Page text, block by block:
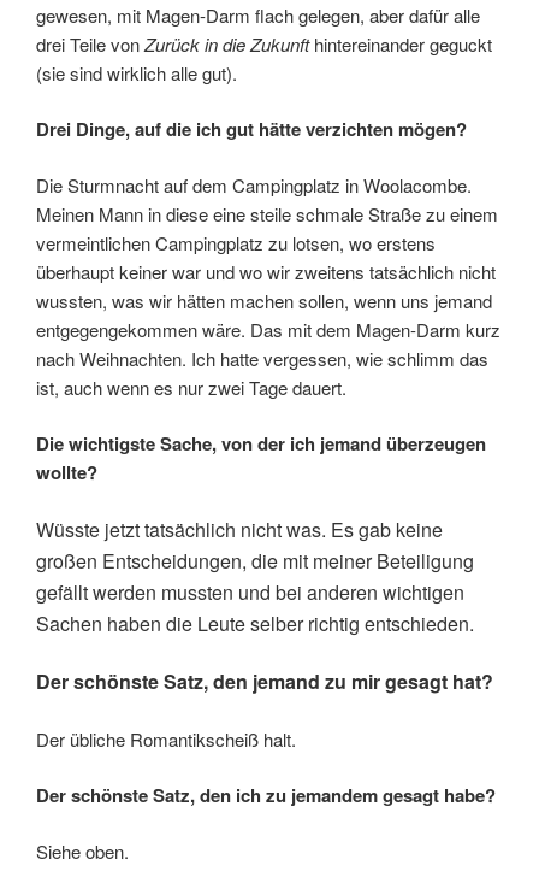
gewesen, mit Magen-Darm flach gelegen, aber dafür alle
drei Teile vonZurück in die Zukunfthintereinander geguckt
(sie sind wirklich alle gut).
Drei Dinge, auf die ich gut hätte verzichten mögen?
Die Sturmnacht auf dem Campingplatz in Woolacombe.
Meinen Mann in diese eine steile schmale Straße zu einem
vermeintlichen Campingplatz zu lotsen, wo erstens
überhaupt keiner war und wo wir zweitens tatsächlich nicht
wussten, was wir hätten machen sollen, wenn uns jemand
entgegengekommen wäre. Das mit dem Magen-Darm kurz
nach Weihnachten. Ich hatte vergessen, wie schlimm das
ist, auch wenn es nur zwei Tage dauert.
Die wichtigste Sache, von der ich jemand überzeugen
wollte?
Wüsste jetzt tatsächlich nicht was. Es gab keine
großen Entscheidungen, die mit meiner Beteiligung
gefällt werden mussten und bei anderen wichtigen
Sachen haben die Leute selber richtig entschieden.
Der schönste Satz, den jemand zu mir gesagt hat?
Der übliche Romantikscheiß halt.
Der schönste Satz, den ich zu jemandem gesagt habe?
Siehe oben.